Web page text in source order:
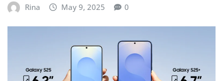
Rina May 9, 2025 0